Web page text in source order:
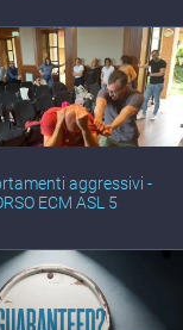
aggressivi -
ECM ASL 5